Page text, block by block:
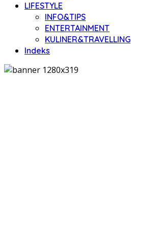
LIFESTYLE
INFO&TIPS
ENTERTAINMENT
KULINER&TRAVELLING
Indeks